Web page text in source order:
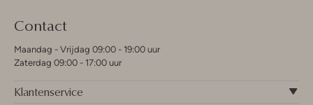
Contact
Maandag - Vrijdag 09:00 - 19:00 uur
Zaterdag 09:00 - 17:00 uur
Klantenservice